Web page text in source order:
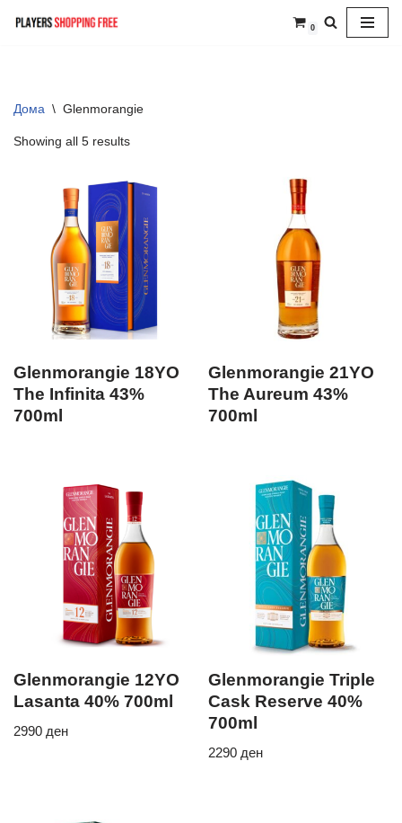
0
Дома \ Glenmorangie
Showing all 5 results
Glenmorangie 18YO
The Infinita 43%
700ml
Glenmorangie 21YO
The Aureum 43%
700ml
Glenmorangie 12YO
Lasanta 40% 700ml
2990 ден
Glenmorangie Triple
Cask Reserve 40%
700ml
2290ден